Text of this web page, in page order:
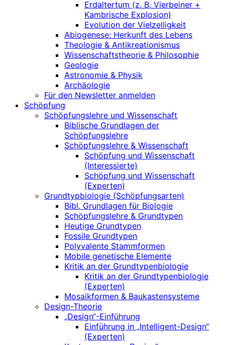
Erdaltertum (z. B. Vierbeiner +
Kambrische Explosion)
Evolution der Vielzelligkeit
Abiogenese: Herkunft des Lebens
Theologie & Antikreationismus
Wissenschaftstheorie & Philosophie
Geologie
Astronomie & Physik
Archäologie
Für den Newsletter anmelden
Schöpfung
Schöpfungslehre und Wissenschaft
Biblische Grundlagen der
Schöpfungslehre
Schöpfungslehre & Wissenschaft
Schöpfung und Wissenschaft
(Interessierte)
Schöpfung und Wissenschaft
(Experten)
Grundtypbiologie (Schöpfungsarten)
Bibl. Grundlagen für Biologie
Schöpfungslehre & Grundtypen
Heutige Grundtypen
Fossile Grundtypen
Polyvalente Stammformen
Mobile genetische Elemente
Kritik an der Grundtypenbiologie
Kritik an der Grundtypenbiologie
(Experten)
Mosaikformen & Baukastensysteme
Design-Theorie
„Design“-Einführung
Einführung in „Intelligent-Design“
(Experten)